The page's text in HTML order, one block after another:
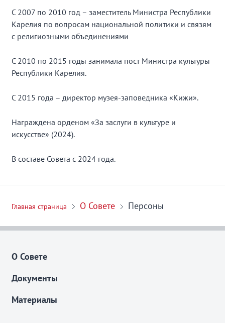
С 2007 по 2010 год – заместитель Министра Республики
Карелия по вопросам национальной политики и связям
с религиозными объединениями
С 2010 по 2015 годы занимала пост Министра культуры
Республики Карелия.
С 2015 года – директор музея-заповедника «Кижи».
Награждена орденом «За заслуги в культуре и
искусстве» (2024).
В составе Совета с 2024 года.
Главная страница О Совете Персоны
О Совете
Документы
Материалы